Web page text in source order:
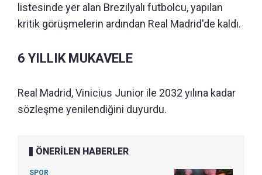
listesinde yer alan Brezilyalı futbolcu, yapılan
kritik görüşmelerin ardından Real Madrid'de kaldı.
6 YILLIK MUKAVELE
Real Madrid, Vinicius Junior ile 2032 yılına kadar
sözleşme yenilendiğini duyurdu.
ÖNERİLEN HABERLER
SPOR